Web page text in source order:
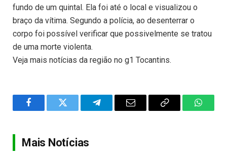
fundo de um quintal. Ela foi até o local e visualizou o
braço da vítima. Segundo a polícia, ao desenterrar o
corpo foi possível verificar que possivelmente se tratou
de uma morte violenta.
Veja mais notícias da região no g1 Tocantins.
FacebookTwitter TelegramEmail
Copy
Mais Notícias